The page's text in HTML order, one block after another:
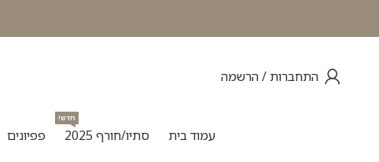
התחברות / הרשמה
עמוד בית סתיו/חורף 2025
חדש!
פפיונים